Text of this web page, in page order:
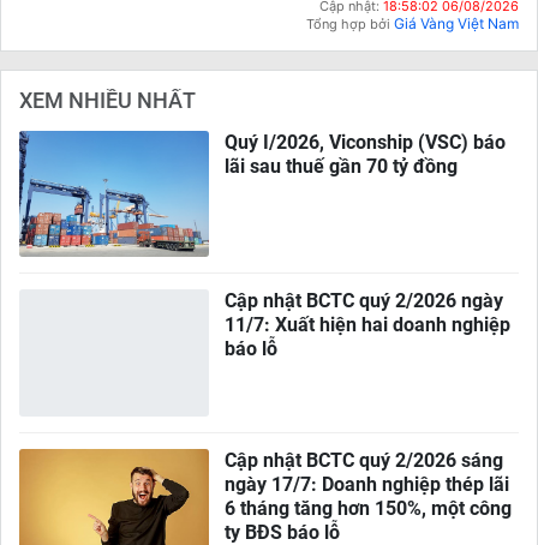
Cập nhật: 18:58:02 06/08/2026
Tổng hợp bởi Giá Vàng Việt Nam
XEM NHIỀU NHẤT
Quý I/2026, Viconship (VSC) báo
lãi sau thuế gần 70 tỷ đồng
Cập nhật BCTC quý 2/2026 ngày
11/7: Xuất hiện hai doanh nghiệp
báo lỗ
Cập nhật BCTC quý 2/2026 sáng
ngày 17/7: Doanh nghiệp thép lãi
6 tháng tăng hơn 150%, một công
ty BĐS báo lỗ